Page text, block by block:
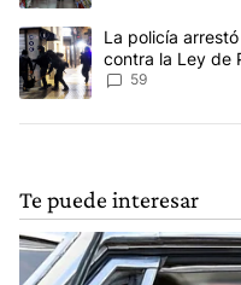
Un artículo de tendencia
La policía
contra la Ley de
menos, 3
59